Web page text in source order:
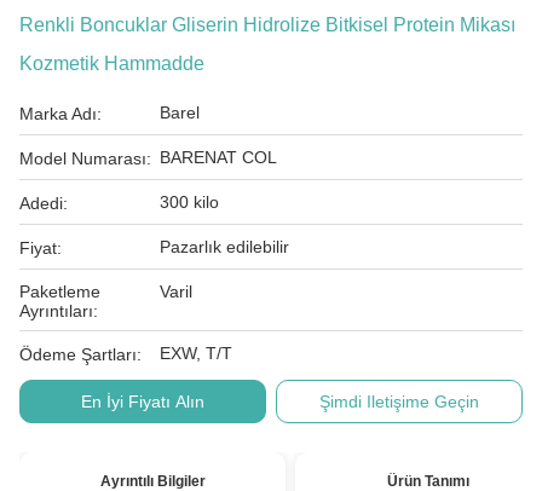
Renkli Boncuklar Gliserin Hidrolize Bitkisel Protein Mikası
Kozmetik Hammadde
Marka Adı: Barel
Model Numarası: BARENAT COL
Adedi: 300 kilo
Fiyat: Pazarlık edilebilir
Paketleme
Ayrıntıları:
Varil
Ödeme Şartları: EXW, T/T
En İyi Fiyatı Alın Şimdi Iletişime Geçin
Ayrıntılı Bilgiler Ürün Tanımı